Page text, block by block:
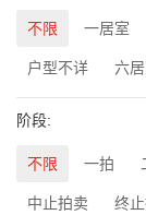
不限 一居室
户型不详 六
阶段:
不限 一拍
中止拍卖 终